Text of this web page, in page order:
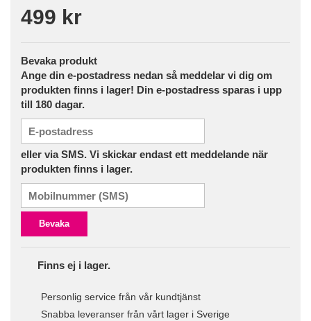
499 kr
Bevaka produkt
Ange din e-postadress nedan så meddelar vi dig om
produkten finns i lager! Din e-postadress sparas i upp
till 180 dagar.
eller via SMS. Vi skickar endast ett meddelande när
produkten finns i lager.
Bevaka
Finns ej i lager.
Personlig service från vår kundtjänst
Snabba leveranser från vårt lager i Sverige